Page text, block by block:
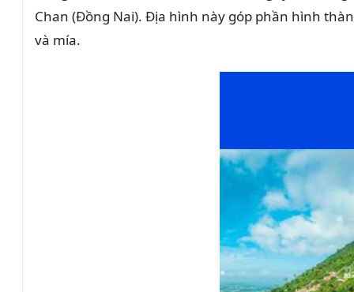
Chan (Đồng Nai). Địa hình này góp phần hình
và mía.